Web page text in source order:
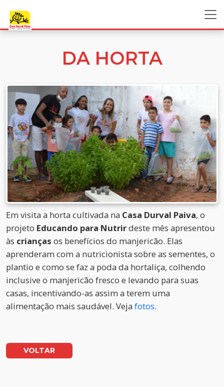
DA HORTA
Em visita a horta cultivada na Casa Durval Paiva, o
projeto Educando para Nutrirdeste mês apresentou
às crianças os benefícios do manjericão. Elas
aprenderam com a nutricionista sobre as sementes, o
plantio e como se faz a poda da hortaliça, colhendo
inclusive o manjericão fresco e levando para suas
casas, incentivando-as assim a terem uma
alimentação mais saudável. Veja fotos.
VOLTAR